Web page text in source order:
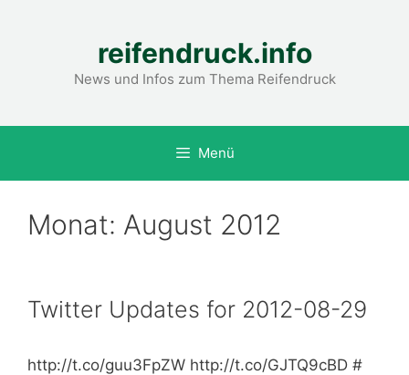
reifendruck.info
News und Infos zum Thema Reifendruck
Menü
Monat: August 2012
Twitter Updates for 2012-08-29
http://t.co/guu3FpZW http://t.co/GJTQ9cBD #